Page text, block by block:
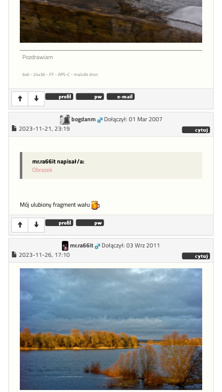
Pozdrawiam
6x6 - 24x36 - FF - APS-C - malutki dron
bogdanm
Dołączył: 01 Mar 2007
2023-11-21, 23:19
mr.ra66it napisał/a:
Obrazek
Mój ulubiony fragment wału
mr.ra66it
Dołączył: 03 Wrz 2011
2023-11-26, 17:10